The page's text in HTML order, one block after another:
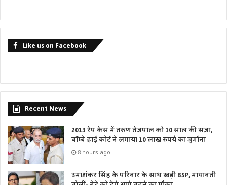
Like us on Facebook
Recent News
2013 रेप केस में तरुण तेजपाल को 10 साल की सज़ा,
बॉम्बे हाई कोर्ट ने लगाया 10 लाख रुपये का जुर्माना
8 hours ago
उमाशंकर सिंह के परिवार के साथ खड़ी BSP, मायावती